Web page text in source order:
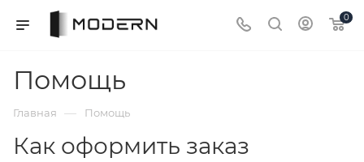
0
Помощь
Главная — Помощь
Как оформить заказ